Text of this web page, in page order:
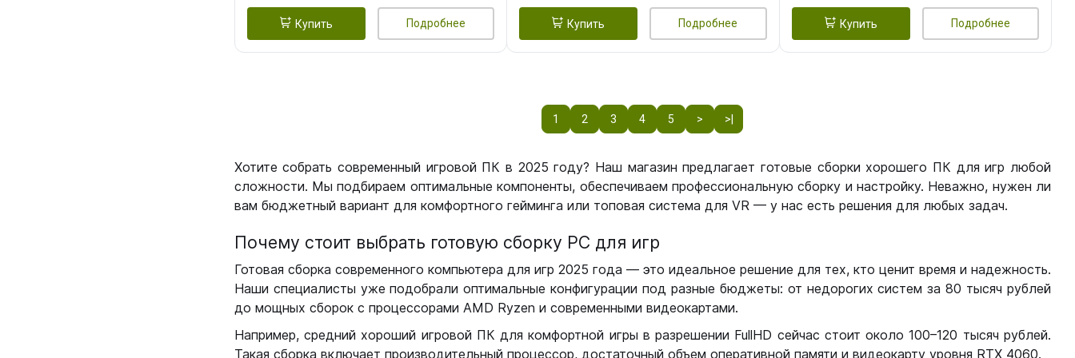
Купить Подробнее Купить Подробнее Купить Подробнее
1 2 3 4 5 > >|
Хотите собрать современный игровой ПК в 2025 году? Наш магазин предлагает готовые сборки хорошего ПК для игр любой
сложности. Мы подбираем оптимальные компоненты, обеспечиваем профессиональную сборку и настройку. Неважно, нужен ли
вам бюджетный вариант для комфортного гейминга или топовая система для VR — у нас есть решения для любых задач.
Почему стоит выбрать готовую сборку РС для игр
Готовая сборка современного компьютера для игр 2025 года — это идеальное решение для тех, кто ценит время и надежность.
Наши специалисты уже подобрали оптимальные конфигурации под разные бюджеты: от недорогих систем за 80 тысяч рублей
до мощных сборок с процессорами AMD Ryzen и современными видеокартами.
Например, средний хороший игровой ПК для комфортной игры в разрешении FullHD сейчас стоит около 100–120 тысяч рублей.
Такая сборка включает производительный процессор, достаточный объем оперативной памяти и видеокарту уровня RTX 4060.